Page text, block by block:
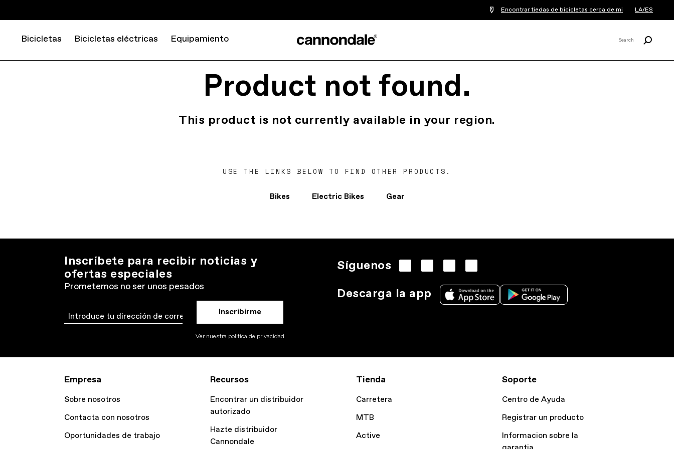
Encontrar tiedas de bicicletas cerca de mi LA/ES
Bicicletas Bicicletas eléctricas Equipamiento Search
Product not found.
This product is not currently available in your region.
USE THE LINKS BELOW TO FIND OTHER PRODUCTS.
Bikes Electric Bikes Gear
Inscríbete para recibir noticias y
ofertas especiales
Prometemos no ser unos pesados
Email Inscribirme
Ver nuestra politica de privacidad
Síguenos
Descarga la app
Empresa
Sobre nosotros
Contacta con nosotros
Oportunidades de trabajo
Recursos
Encontrar un distribuidor
autorizado
Hazte distribuidor
Cannondale
Tienda
Carretera
MTB
Active
Soporte
Centro de Ayuda
Registrar un producto
Informacion sobre la